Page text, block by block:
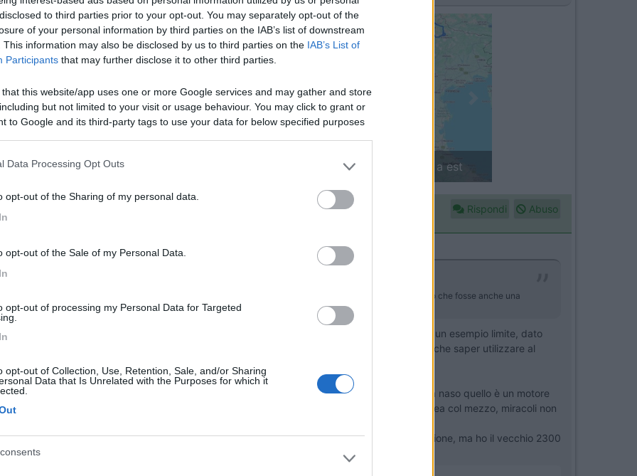
to third parties prior to your opt-out. You may separately opt-out of the
of your personal information by third parties on the IAB’s list of downstream
This information may also be disclosed by us to third parties on the IAB’s List of
Participants that may further disclose it to other third parties.
that this website/app uses one or more Google services and may gather and store
but not limited to your visit or usage behaviour. You may click to grant or
to Google and its third-party tags to use your data for below specified purposes
Data Processing Opt Outs
opt-out of the Sharing of my personal data.
opt-out of the Sale of my Personal Data.
opt-out of processing my Personal Data for Targeted
opt-out of Collection, Use, Retention, Sale, and/or Sharing
Data that Is Unrelated with the Purposes for which it
Finlandia in camper: il piccolo sentiero
Previous
Rispondi Abuso
profilato di 748 cm il peso non lo ricordo , senza rimorchio o traino di qualcosa comunque ma volevo che fosse anche una
chi non ha il mio modello
differenze notevoli, se Tu avessi detto 3000 160 cv su ducato, (ovviamente il 3000 è un esempio limite, dato
che poi su quel motore il modo di utilizzo, non aveva tutta questa importanza...poi credo che saper utilizzare al
più e chi meno, volendo si può migliorare ma solo se si è consapevoli dei propri errori.
da m 7,5 con quel motore e certamente con pesi importanti,... diciamo che, visto il mezzo, a naso quello è un motore
in V e VI, scalare senza preoccuparsi dei consumi, che poi saranno comunque in linea col mezzo, miracoli non
sotto i -5 e non si devono affrontare salite, io non scaldo mai, parto con moderazione, ma ho il vecchio 2300